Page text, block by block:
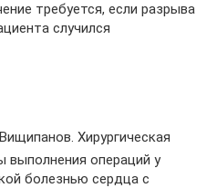
требуется, если разрыва
случился
Хирургическая
выполнения операций у
болезнью сердца с